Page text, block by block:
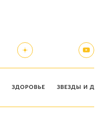
ЗДОРОВЬЕ ЗВЕЗДЫ И